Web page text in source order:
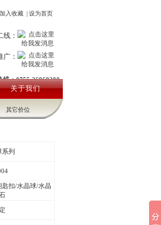
加入收藏 设为首页
线：
广：
线：0755-26969200
关于我们
其它价位
列
扣/水晶球/水晶